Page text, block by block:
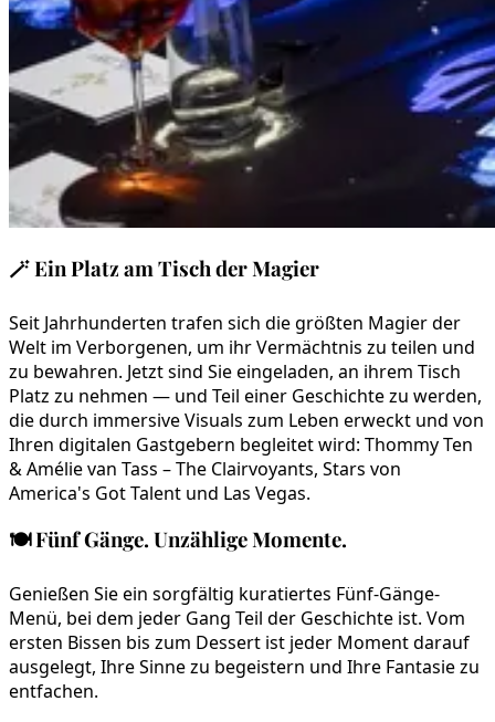
🪄 Ein Platz am Tisch der Magier
Seit Jahrhunderten trafen sich die größten Magier der
Welt im Verborgenen, um ihr Vermächtnis zu teilen und
zu bewahren. Jetzt sind Sie eingeladen, an ihrem Tisch
Platz zu nehmen — und Teil einer Geschichte zu werden,
die durch immersive Visuals zum Leben erweckt und von
Ihren digitalen Gastgebern begleitet wird: Thommy Ten
& Amélie van Tass – The Clairvoyants, Stars von
America's Got Talent und Las Vegas.
🍽️Fünf Gänge. Unzählige Momente.
Genießen Sie ein sorgfältig kuratiertes Fünf-Gänge-
Menü, bei dem jeder Gang Teil der Geschichte ist. Vom
ersten Bissen bis zum Dessert ist jeder Moment darauf
ausgelegt, Ihre Sinne zu begeistern und Ihre Fantasie zu
entfachen.